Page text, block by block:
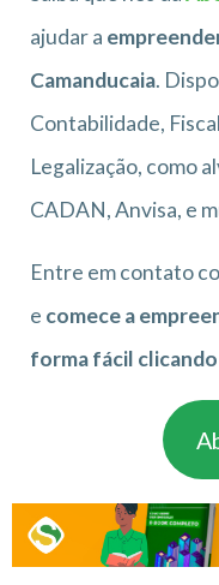
ajudar a
Camanducaia.
Contabilidade,
Legalização, como
CADAN, Anvisa, e
Entre em contato
e comece a
forma fácil